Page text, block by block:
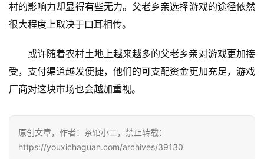
茶
接
会
村的影响力却显得有些无力。父老乡亲选择游戏的途径依然
很大程度上取决于口耳相传。
或许随着农村土地上越来越多的父老乡亲对游戏更加接
受，支付渠道越发便捷，他们的可支配资金更加充足，游戏
厂商对这块市场也会越加重视。
原创文章，作者：茶馆小二，禁止转载：
https://youxichaguan.com/archives/39130